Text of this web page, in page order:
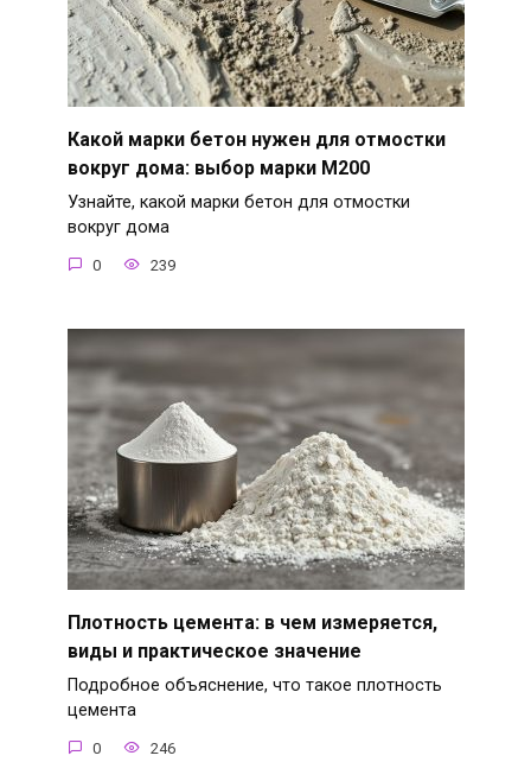
Какой марки бетон нужен для отмостки
вокруг дома: выбор марки М200
Узнайте, какой марки бетон для отмостки
вокруг дома
0 239
Плотность цемента: в чем измеряется,
виды и практическое значение
Подробное объяснение, что такое плотность
цемента
0 246